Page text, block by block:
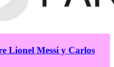
Lionel Messi y Carlos